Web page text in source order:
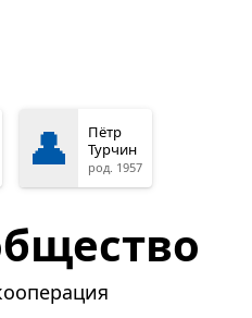
👤
Пётр
Турчин
род. 1957